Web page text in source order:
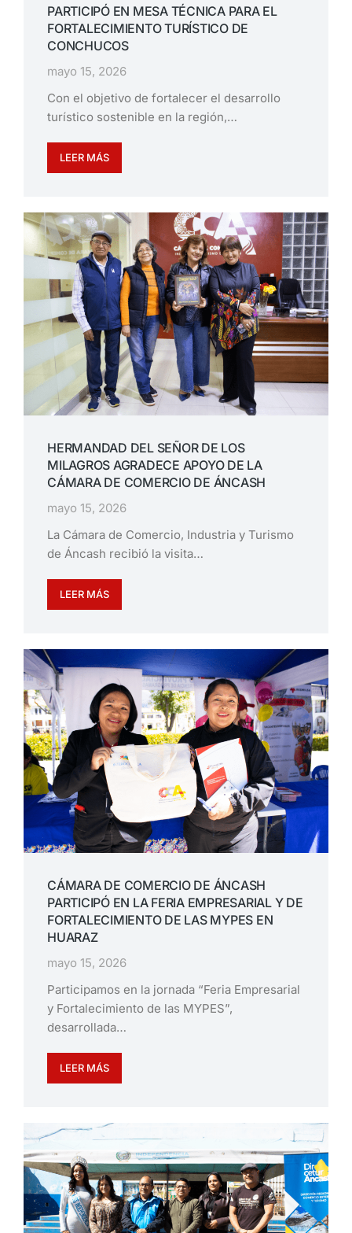
PARTICIPÓ EN MESA TÉCNICA PARA EL
FORTALECIMIENTO TURÍSTICO DE
CONCHUCOS
mayo 15, 2026
Con el objetivo de fortalecer el desarrollo
turístico sostenible en la región,…
LEER MÁS
HERMANDAD DEL SEÑOR DE LOS
MILAGROS AGRADECE APOYO DE LA
CÁMARA DE COMERCIO DE ÁNCASH
mayo 15, 2026
La Cámara de Comercio, Industria y Turismo
de Áncash recibió la visita…
LEER MÁS
CÁMARA DE COMERCIO DE ÁNCASH
PARTICIPÓ EN LA FERIA EMPRESARIAL Y DE
FORTALECIMIENTO DE LAS MYPES EN
HUARAZ
mayo 15, 2026
Participamos en la jornada “Feria Empresarial
y Fortalecimiento de las MYPES”,
desarrollada…
LEER MÁS